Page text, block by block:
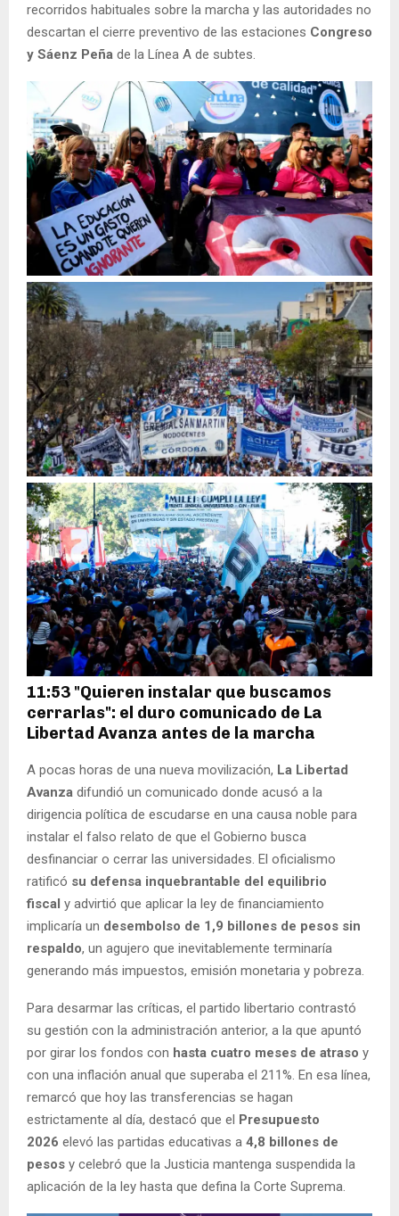
recorridos habituales sobre la marcha y las autoridades no
descartan el cierre preventivo de las estaciones Congreso
y Sáenz Peña de la Línea A de subtes.
11:53 "Quieren instalar que buscamos
cerrarlas": el duro comunicado de La
Libertad Avanza antes de la marcha
A pocas horas de una nueva movilización, La Libertad
Avanza difundió un comunicado donde acusó a la
dirigencia política de escudarse en una causa noble para
instalar el falso relato de que el Gobierno busca
desfinanciar o cerrar las universidades. El oficialismo
ratificó su defensa inquebrantable del equilibrio
fiscal y advirtió que aplicar la ley de financiamiento
implicaría un desembolso de 1,9 billones de pesos sin
respaldo, un agujero que inevitablemente terminaría
generando más impuestos, emisión monetaria y pobreza.
Para desarmar las críticas, el partido libertario contrastó
su gestión con la administración anterior, a la que apuntó
por girar los fondos con hasta cuatro meses de atraso y
con una inflación anual que superaba el 211%. En esa línea,
remarcó que hoy las transferencias se hagan
estrictamente al día, destacó que el Presupuesto
2026 elevó las partidas educativas a 4,8 billones de
pesos y celebró que la Justicia mantenga suspendida la
aplicación de la ley hasta que defina la Corte Suprema.